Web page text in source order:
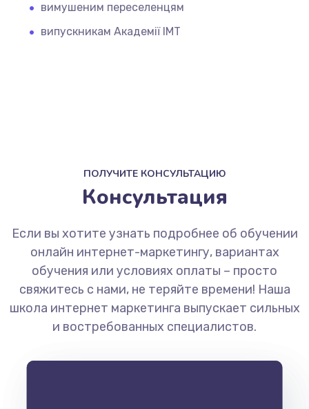
вимушеним переселенцям
випускникам Академії ІМТ
ПОЛУЧИТЕ КОНСУЛЬТАЦИЮ
Консультация
Если вы хотите узнать подробнее об обучении
онлайн интернет-маркетингу, вариантах
обучения или условиях оплаты – просто
свяжитесь с нами, не теряйте времени! Наша
школа интернет маркетинга выпускает сильных
и востребованных специалистов.